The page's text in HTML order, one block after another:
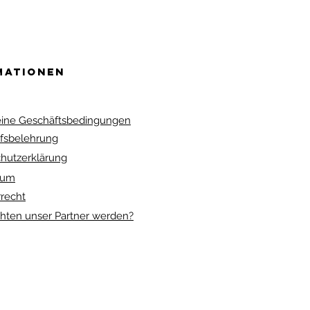
Geschäftsbedingungen
unser Partner werden?